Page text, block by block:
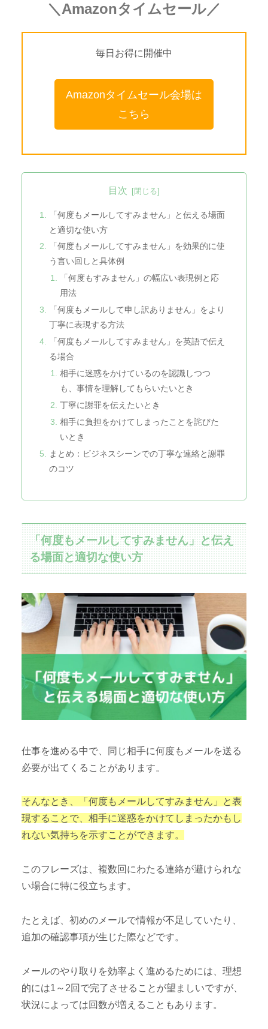
＼Amazonタイムセール／
毎日お得に開催中
Amazonタイムセール会場は
こちら
目次
「何度もメールしてすみません」と伝える場面
と適切な使い方
「何度もメールしてすみません」を効果的に使
う言い回しと具体例
「何度もすみません」の幅広い表現例と応
用法
「何度もメールして申し訳ありません」をより
丁寧に表現する方法
「何度もメールしてすみません」を英語で伝え
る場合
相手に迷惑をかけているのを認識しつつ
も、事情を理解してもらいたいとき
丁寧に謝罪を伝えたいとき
相手に負担をかけてしまったことを詫びた
いとき
まとめ：ビジネスシーンでの丁寧な連絡と謝罪
のコツ
「何度もメールしてすみません」と伝え
る場面と適切な使い方
仕事を進める中で、同じ相手に何度もメールを送る
必要が出てくることがあります。
そんなとき、「何度もメールしてすみません」と表
現することで、相手に迷惑をかけてしまったかもし
れない気持ちを示すことができます。
このフレーズは、複数回にわたる連絡が避けられな
い場合に特に役立ちます。
たとえば、初めのメールで情報が不足していたり、
追加の確認事項が生じた際などです。
メールのやり取りを効率よく進めるためには、理想
的には1～2回で完了させることが望ましいですが、
状況によっては回数が増えることもあります。